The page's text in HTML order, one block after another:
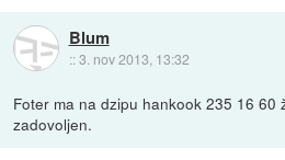
Blum
::3. nov 2013, 13:32
Foter ma na dzipu hankook 235 16 60
zadovoljen.